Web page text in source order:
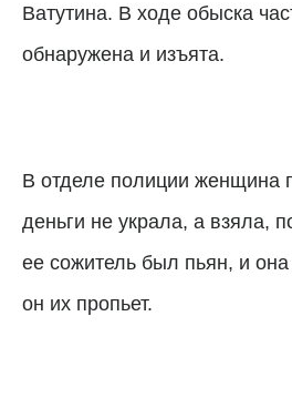
Ватутина. В ходе обыска
обнаружена и изъята.
В отделе полиции женщина
деньги не украла, а взяла,
ее сожитель был пьян, и
он их пропьет.